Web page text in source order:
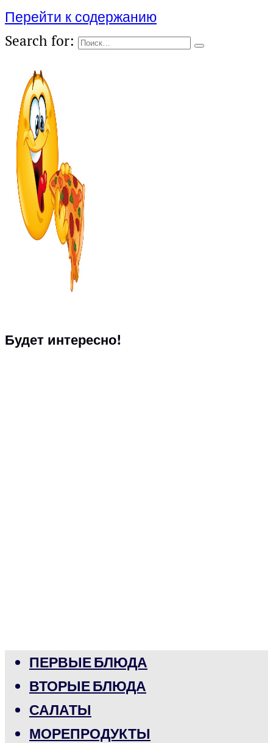
Перейти к содержанию
Search for:
Будет интересно!
ПЕРВЫЕ БЛЮДА
ВТОРЫЕ БЛЮДА
САЛАТЫ
МОРЕПРОДУКТЫ